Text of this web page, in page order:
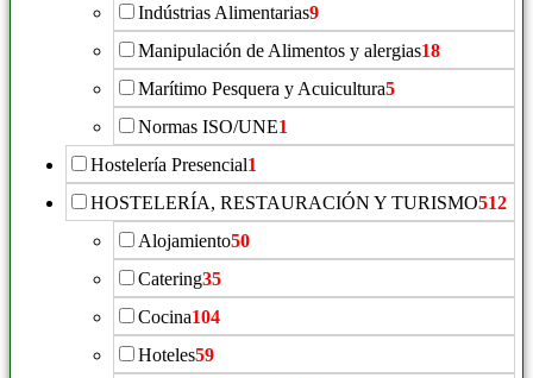
Indústrias Alimentarias9
Manipulación de Alimentos y alergias18
Marítimo Pesquera y Acuicultura5
Normas ISO/UNE1
Hostelería Presencial1
HOSTELERÍA, RESTAURACIÓN Y TURISMO512
Alojamiento50
Catering35
Cocina104
Hoteles59